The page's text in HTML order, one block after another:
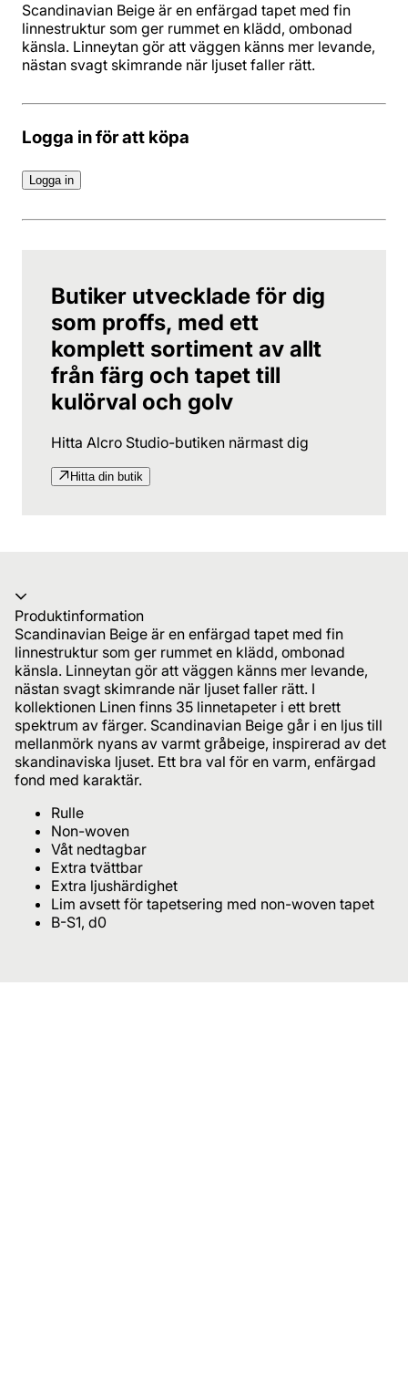
Scandinavian Beige är en enfärgad tapet med fin
linnestruktur som ger rummet en klädd, ombonad
känsla. Linneytan gör att väggen känns mer levande,
nästan svagt skimrande när ljuset faller rätt.
Logga in för att köpa
Logga in
Butiker utvecklade för dig
som proffs, med ett
komplett sortiment av allt
från färg och tapet till
kulörval och golv
Hitta Alcro Studio-butiken närmast dig
Hitta din butik
Produktinformation
Scandinavian Beige är en enfärgad tapet med fin
linnestruktur som ger rummet en klädd, ombonad
känsla. Linneytan gör att väggen känns mer levande,
nästan svagt skimrande när ljuset faller rätt. I
kollektionen Linen finns 35 linnetapeter i ett brett
spektrum av färger. Scandinavian Beige går i en ljus till
mellanmörk nyans av varmt gråbeige, inspirerad av det
skandinaviska ljuset. Ett bra val för en varm, enfärgad
fond med karaktär.
Rulle
Non-woven
Våt nedtagbar
Extra tvättbar
Extra ljushärdighet
Lim avsett för tapetsering med non-woven tapet
B-S1, d0